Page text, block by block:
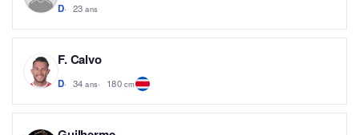
D 23 ans
F. Calvo
D 34 ans 180 cm